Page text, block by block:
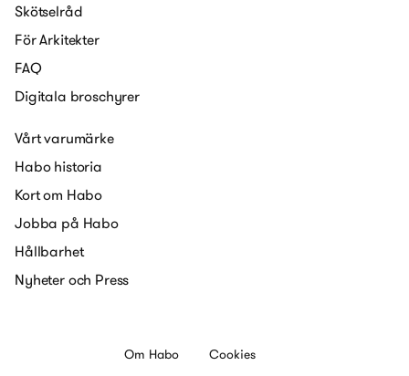
Skötselråd
För Arkitekter
FAQ
Digitala broschyrer
Vårt varumärke
Habo historia
Kort om Habo
Jobba på Habo
Hållbarhet
Nyheter och Press
Om Habo Cookies